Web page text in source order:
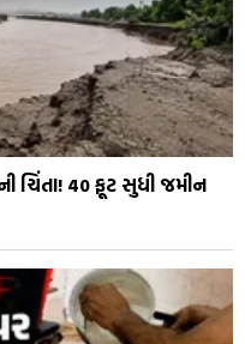
ચિંતા! 40 ફૂટ સુધી જમીન